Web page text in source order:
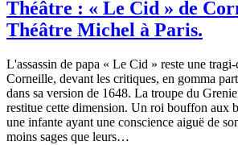
Théâtre : « Le Cid » de
Théâtre Michel à Paris.
L'assassin de papa « Le Cid » reste une
Corneille, devant les critiques, en gomma
dans sa version de 1648. La troupe du
restitue cette dimension. Un roi bouffon aux
une infante ayant une conscience aiguë de
moins sages que leurs…